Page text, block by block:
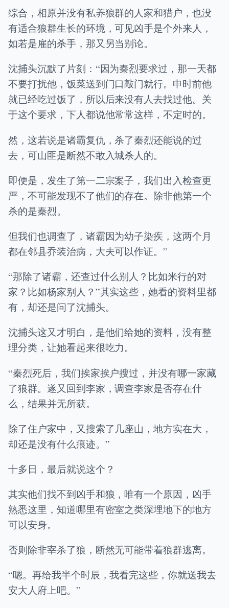
综合，相原并没有私养狼群的人家和猎户，也没
有适合狼群生长的环境，可见凶手是个外来人，
如若是雇的杀手，那又另当别论。
沈捕头沉默了片刻：“因为秦烈要求过，那一天都
不要打扰他，饭菜送到门口敲门就行。申时前他
就已经吃过饭了，所以后来没有人去找过他。关
于这个要求，下人都说他常常这样，不定时的。
然，这若说是诸霸复仇，杀了秦烈还能说的过
去，可山匪是断然不敢入城杀人的。
即便是，发生了第一二宗案子，我们出入检查更
严，不可能发现不了他们的存在。除非他第一个
杀的是秦烈。
但我们也调查了，诸霸因为幼子染疾，这两个月
都在邻县乔装治病，大夫可以作证。”
“那除了诸霸，还查过什么别人？比如米行的对
家？比如杨家别人？”其实这些，她看的资料里都
有，却还是问了沈捕头。
沈捕头这又才明白，是他们给她的资料，没有整
理分类，让她看起来很吃力。
“秦烈死后，我们挨家挨户搜过，并没有哪一家藏
了狼群。遂又回到李家，调查李家是否存在什
么，结果并无所获。
除了住户家中，又搜索了几座山，地方实在大，
却还是没有什么痕迹。”
十多日，最后就说这个？
其实他们找不到凶手和狼，唯有一个原因，凶手
熟悉这里，知道哪里有密室之类深埋地下的地方
可以安身。
否则除非宰杀了狼，断然无可能带着狼群逃离。
“嗯。再给我半个时辰，我看完这些，你就送我去
安大人府上吧。”